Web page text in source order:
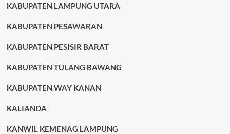
KABUPATEN LAMPUNG UTARA
KABUPATEN PESAWARAN
KABUPATEN PESISIR BARAT
KABUPATEN TULANG BAWANG
KABUPATEN WAY KANAN
KALIANDA
KANWIL KEMENAG LAMPUNG